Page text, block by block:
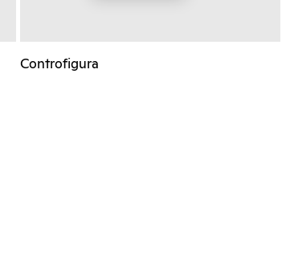
Controfigura